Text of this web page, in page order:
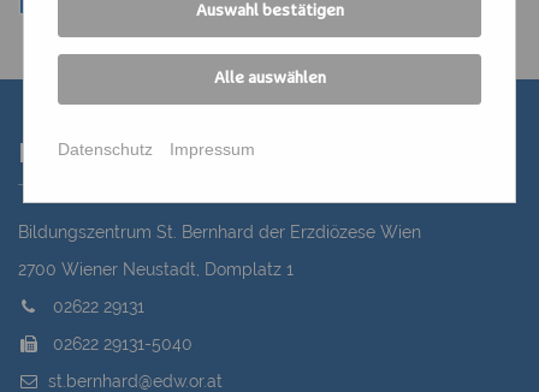
Kontakt
Bildungszentrum St. Bernhard der Erzdiözese Wien
2700 Wiener Neustadt, Domplatz 1
02622 29131
02622 29131-5040
st.bernhard@edw.or.at
Auswahl bestätigen
Alle auswählen
Datenschutz Impressum